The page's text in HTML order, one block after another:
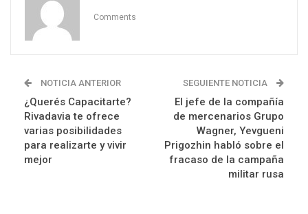
Comments
NOTICIA ANTERIOR
¿Querés Capacitarte?
Rivadavia te ofrece
varias posibilidades
para realizarte y vivir
mejor
SEGUIENTE NOTICIA
El jefe de la compañía
de mercenarios Grupo
Wagner, Yevgueni
Prigozhin habló sobre el
fracaso de la campaña
militar rusa